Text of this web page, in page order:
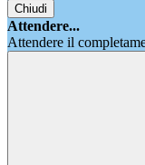
Chiudi
Attendere...
Attendere il